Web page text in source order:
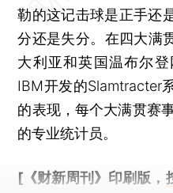
勒的这记击球是正手还
分还是失分。在四大
大利亚和英国温布尔
IBM开发的Slamtracter
的表现，每个大满贯赛
的专业统计员。
[《财新周刊》印刷版，